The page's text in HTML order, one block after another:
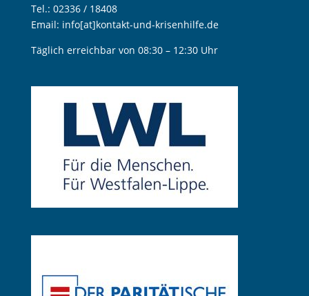
Tel.: 02336 / 18408
Email: info[at]kontakt-und-krisenhilfe.de
Täglich erreichbar von 08:30 – 12:30 Uhr